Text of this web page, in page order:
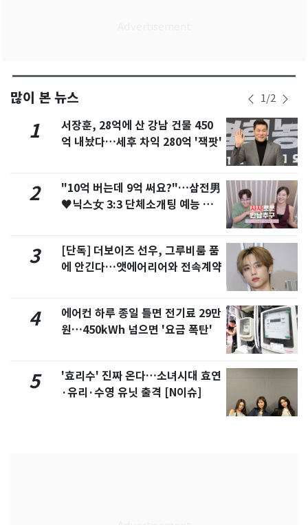
많이 본 뉴스 1/2
1
서장훈, 28억에 산 강남 건물 450
억 내놨다…세후 차익 280억 '잭팟'
2
"10억 버는데 9억 써요?"…삼전男
♥닉스女 3:3 단체소개팅 예능 화
3
[단독] 더보이즈 선우, 그루비룸 품
에 안긴다…앳에어리어와 전속계약
4
에어컨 하루 종일 틀면 전기료 29만
원…450kWh 넘으면 '요금 폭탄'
5
'효리수' 진짜 온다…소녀시대 효연
·유리·수영 유닛 출격 [N이슈]